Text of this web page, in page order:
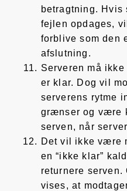
betragtning.
fejlen opdages,
forblive som den
afslutning.
Serveren må
er klar. Dog vil
serverens rytme
grænser og være
serven, når
Det vil ikke være
en “ikke klar”
returnere serven.
vises, at